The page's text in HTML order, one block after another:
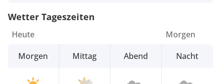
Wetter Tageszeiten
Heute
Morgen
Mittag Abend
Morgen
Nacht